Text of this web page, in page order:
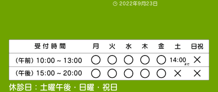
2022年9月23日
休診日：土曜午後・日曜・祝日